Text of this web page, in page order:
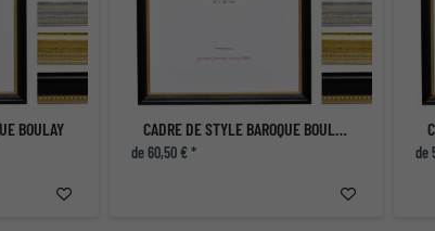
BOULAY CADRE DE STYLE BAROQUE BOULAY SUR MESURE
de 60,50 € * de